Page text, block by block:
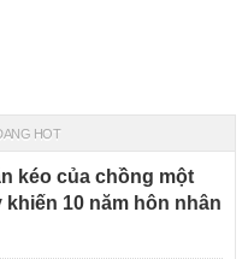
HOT
kéo của chồng một
khiến 10 năm hôn nhân